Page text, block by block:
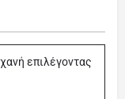
επιλέγοντας